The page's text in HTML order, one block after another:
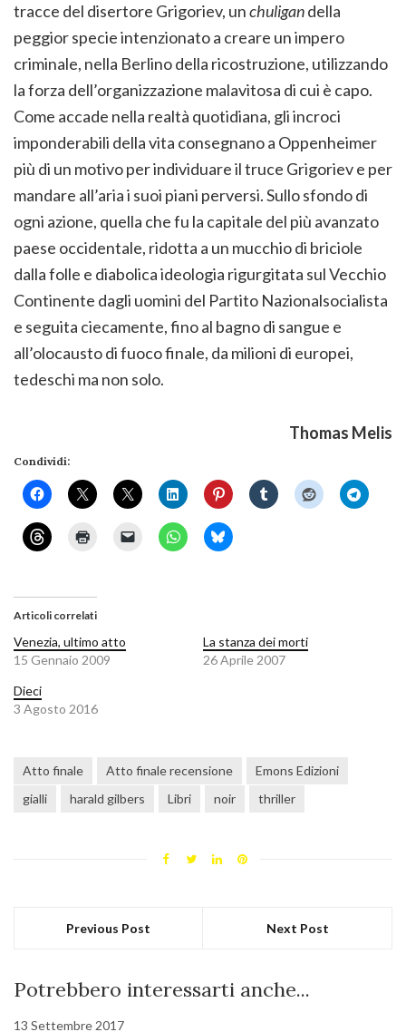
tracce del disertore Grigoriev, unchuligandella
peggior specie intenzionato a creare un impero
criminale, nella Berlino della ricostruzione, utilizzando
la forza dell’organizzazione malavitosa di cui è capo.
Come accade nella realtà quotidiana, gli incroci
imponderabili della vita consegnano a Oppenheimer
più di un motivo per individuare il truce Grigoriev e per
mandare all’aria i suoi piani perversi. Sullo sfondo di
ogni azione, quella che fu la capitale del più avanzato
paese occidentale, ridotta a un mucchio di briciole
dalla folle e diabolica ideologia rigurgitata sul Vecchio
Continente dagli uomini del Partito Nazionalsocialista
e seguita ciecamente, fino al bagno di sangue e
all’olocausto di fuoco finale, da milioni di europei,
tedeschi ma non solo.
Thomas Melis
Condividi:
Articoli correlati
Venezia, ultimo atto
15 Gennaio 2009
La stanza dei morti
26 Aprile 2007
Dieci
3 Agosto 2016
Atto finale Atto finale recensione
Emons Edizioni
gialli
harald gilbers Libri noir thriller
Previous Post Next Post
Potrebbero interessarti anche...
13 Settembre 2017